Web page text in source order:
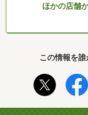
ほかの店舗
この情報を